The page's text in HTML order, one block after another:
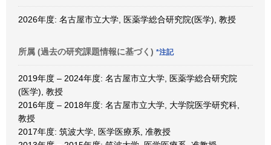
2026年度: 名古屋市立大学, 医薬学総合研究院(医学), 教授
所属 (過去の研究課題情報に基づく) *注記
2019年度 – 2024年度: 名古屋市立大学, 医薬学総合研究院
(医学), 教授
2016年度 – 2018年度: 名古屋市立大学, 大学院医学研究科,
教授
2017年度: 筑波大学, 医学医療系, 准教授